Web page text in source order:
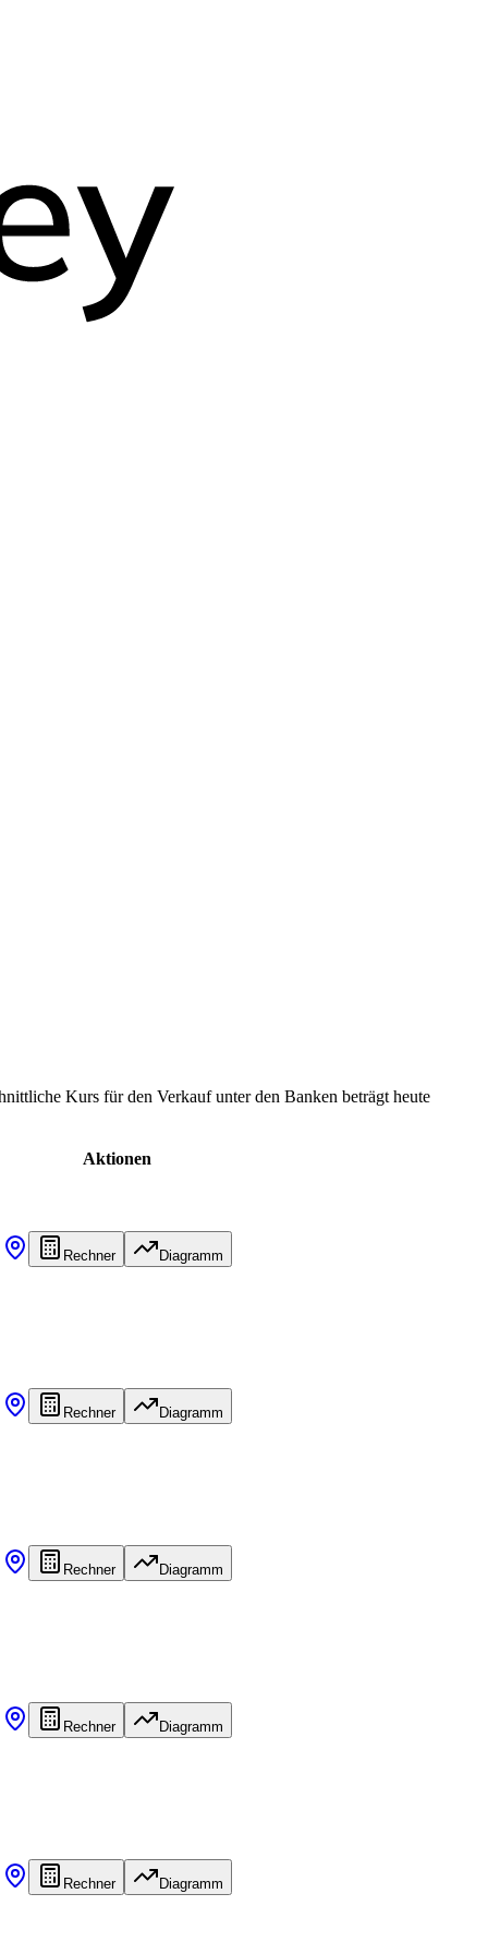
Kurs für den Verkauf unter den Banken beträgt heute
Aktionen
Rechner Diagramm
Rechner Diagramm
Rechner Diagramm
Rechner Diagramm
Rechner Diagramm